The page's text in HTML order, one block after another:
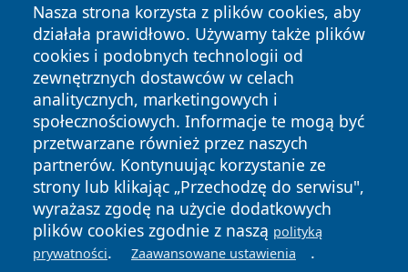
Nasza strona korzysta z plików cookies, aby
działała prawidłowo. Używamy także plików
cookies i podobnych technologii od
zewnętrznych dostawców w celach
analitycznych, marketingowych i
społecznościowych. Informacje te mogą być
przetwarzane również przez naszych
partnerów. Kontynuując korzystanie ze
strony lub klikając „Przechodzę do serwisu",
wyrażasz zgodę na użycie dodatkowych
plików cookies zgodnie z naszą polityką
prywatności. Zaawansowane ustawienia .
Copyright © 2026 olkuszonline.pl Wszystkie prawa
zastrzeżone.
News Autorzy
Polityka
Prywatności
Polityka
Cookies